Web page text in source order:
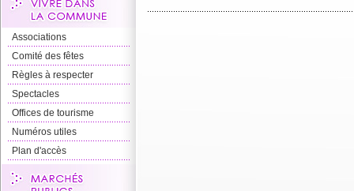
Associations
Comité des fêtes
Règles à respecter
Spectacles
Offices de tourisme
Numéros utiles
Plan d'accès